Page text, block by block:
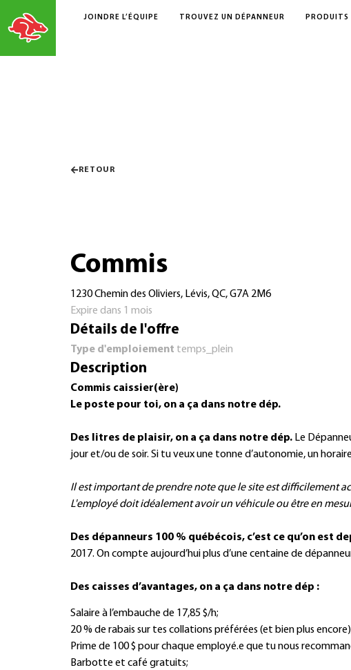
JOINDRE L’ÉQUIPE TROUVEZ UN DÉPANNEUR PRODUITS
RETOUR
Commis
1230 Chemin des Oliviers, Lévis, QC, G7A 2M6
Expire dans 1 mois
Détails de l'offre
Type d'emploiement temps_plein
Description
Commis caissier(ère)
Le poste pour toi, on a ça dans notre dép.
Des litres de plaisir, on a ça dans notre dép. Le
jour et/ou de soir. Si tu veux une tonne d’autonomie, un
Il est important de prendre note que le site est difficilement
L'employé doit idéalement avoir un véhicule ou être en
Des dépanneurs 100 % québécois, c’est ce qu’on est
2017. On compte aujourd’hui plus d’une centaine de
Des caisses d’avantages, on a ça dans notre dép :
Salaire à l’embauche de 17,85 $/h;
20 % de rabais sur tes collations préférées (et bien plus
Prime de 100 $ pour chaque employé.e que tu nous
Barbotte et café gratuits;